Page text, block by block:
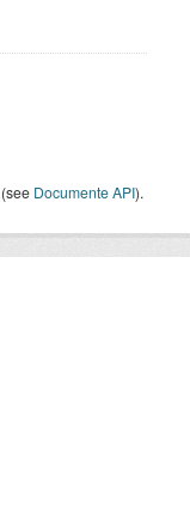
(see Documente API).